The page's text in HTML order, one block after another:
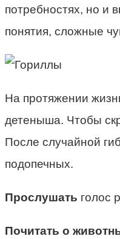
потребностях, но и
понятия, сложные
На протяжении
детеныша. Чтобы
После случайной
подопечных.
Прослушать голос
Почитать о